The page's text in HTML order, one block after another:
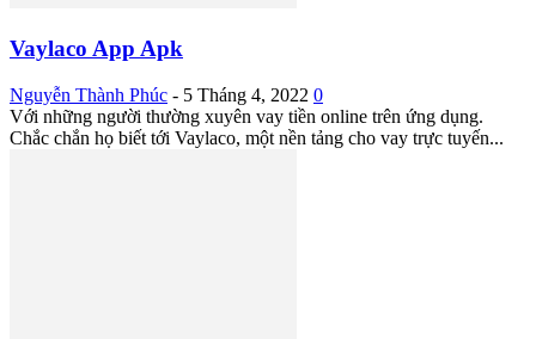
Vaylaco App Apk
Nguyễn Thành Phúc - 5 Tháng 4, 2022 0
Với những người thường xuyên vay tiền online trên ứng dụng.
Chắc chắn họ biết tới Vaylaco, một nền tảng cho vay trực tuyến...